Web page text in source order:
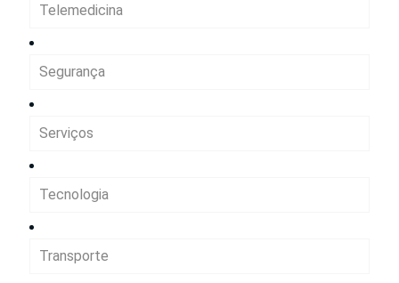
Telemedicina
Segurança
Serviços
Tecnologia
Transporte